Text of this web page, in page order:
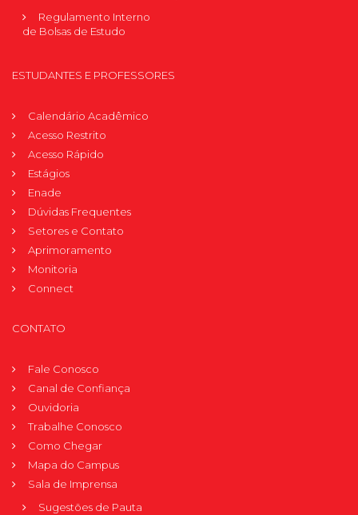
Regulamento Interno
de Bolsas de Estudo
ESTUDANTES E PROFESSORES
Calendário Acadêmico
Acesso Restrito
Acesso Rápido
Estágios
Enade
Dúvidas Frequentes
Setores e Contato
Aprimoramento
Monitoria
Connect
CONTATO
Fale Conosco
Canal de Confiança
Ouvidoria
Trabalhe Conosco
Como Chegar
Mapa do Campus
Sala de Imprensa
Sugestões de Pauta